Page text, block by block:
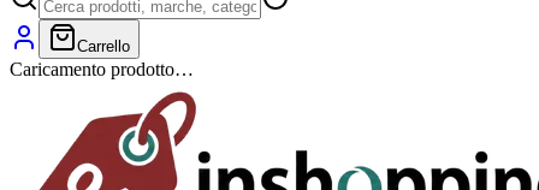
Carrello
Caricamento prodotto…